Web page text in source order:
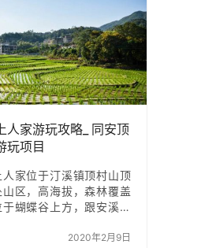
人家游玩攻略_ 同安顶
玩项目
人家位于汀溪镇顶村山顶
山区，高海拔，森林覆盖
蝴蝶谷上方，跟安溪只
污染，空气清新，风景
2020年2月9日